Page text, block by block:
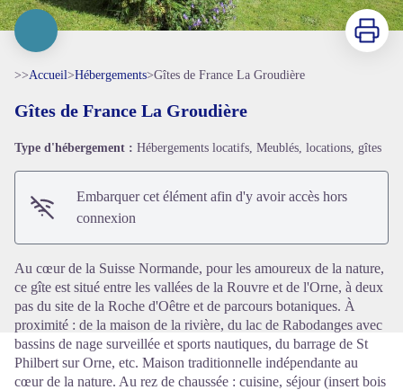
Voir l'image en plein écran
Imprimer
>>Accueil>Hébergements>Gîtes de France La Groudière
Gîtes de France La Groudière
Type d'hébergement : Hébergements locatifs, Meublés, locations, gîtes
Embarquer cet élément afin d'y avoir accès hors
connexion
Au cœur de la Suisse Normande, pour les amoureux de la nature,
ce gîte est situé entre les vallées de la Rouvre et de l'Orne, à deux
pas du site de la Roche d'Oêtre et de parcours botaniques. À
proximité : de la maison de la rivière, du lac de Rabodanges avec
bassins de nage surveillée et sports nautiques, du barrage de St
Philbert sur Orne, etc. Maison traditionnelle indépendante au
cœur de la nature. Au rez de chaussée : cuisine, séjour (insert bois